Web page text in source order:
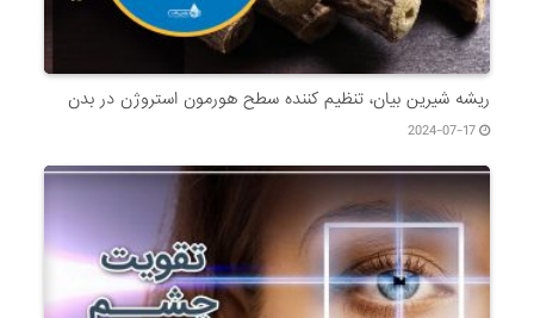
ریشه شیرین بیان، تنظیم کننده سطح هورمون استروژن در بدن
2024-07-17